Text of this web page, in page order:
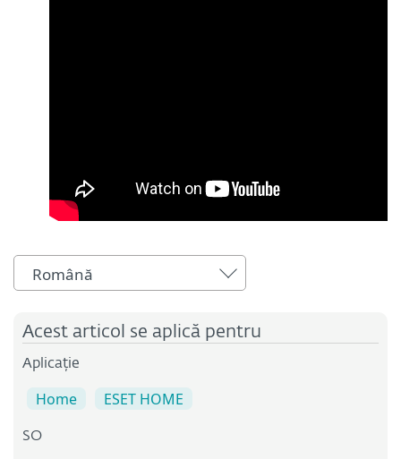
Română
Acest articol se aplică pentru
Aplicație
Home ESET HOME
SO